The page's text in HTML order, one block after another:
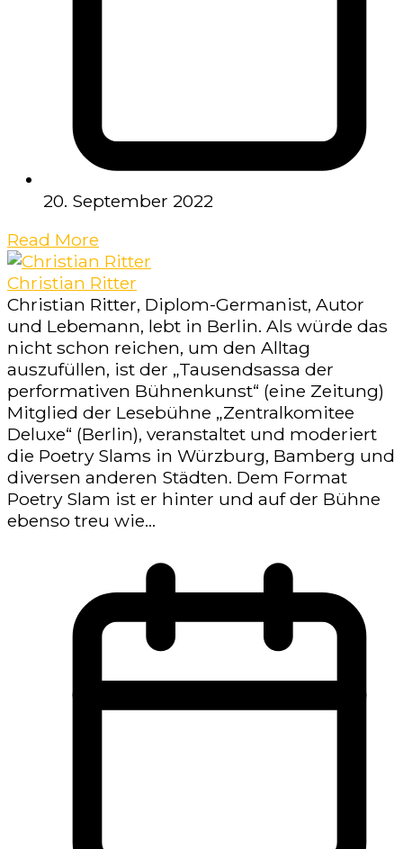
20. September 2022
Read More
Christian Ritter
Christian Ritter, Diplom-Germanist, Autor
und Lebemann, lebt in Berlin. Als würde das
nicht schon reichen, um den Alltag
auszufüllen, ist der „Tausendsassa der
performativen Bühnenkunst“ (eine Zeitung)
Mitglied der Lesebühne „Zentralkomitee
Deluxe“ (Berlin), veranstaltet und moderiert
die Poetry Slams in Würzburg, Bamberg und
diversen anderen Städten. Dem Format
Poetry Slam ist er hinter und auf der Bühne
ebenso treu wie...